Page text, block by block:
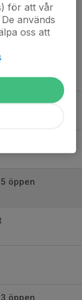
öppen
öppen
för att vår
används
oss att